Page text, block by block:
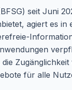
seit Juni
agiert es in
Zugänglichkeit
für alle